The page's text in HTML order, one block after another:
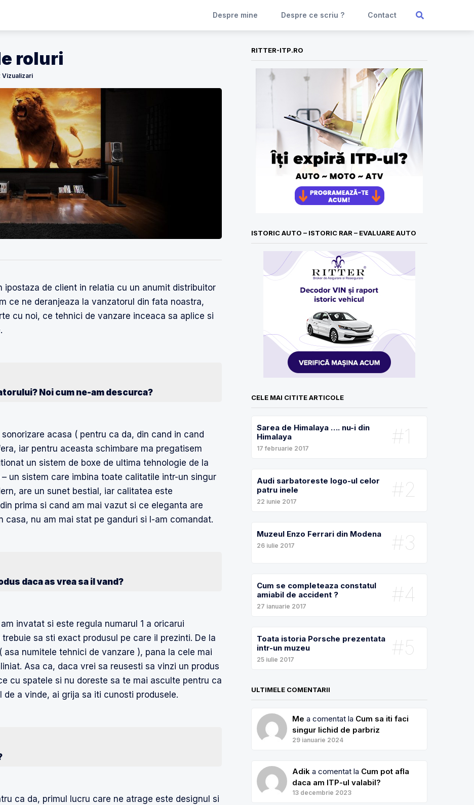
Despre mine Despre ce scriu ? Contact
roluri
Vizualizari
ipostaza de client in relatia cu un anumit distribuitor
ce ne deranjeaza la vanzatorul din fata noastra,
cu noi, ce tehnici de vanzare inceaca sa aplice si
Noi cum ne-am descurca?
acasa ( pentru ca da, din cand in cand
iar pentru aceasta schimbare ma pregatisem
un sistem de boxe de ultima tehnologie de la
un sistem care imbina toate calitatile intr-un singur
are un sunet bestial, iar calitatea este
prima si cand am mai vazut si ce eleganta are
casa, nu am mai stat pe ganduri si l-am comandat.
daca as vrea sa il vand?
invatat si este regula numarul 1 a oricarui
sa sti exact produsul pe care il prezinti. De la
numitele tehnici de vanzare ), pana la cele mai
Asa ca, daca vrei sa reusesti sa vinzi un produs
cu spatele si nu doreste sa te mai asculte pentru ca
a vinde, ai grija sa iti cunosti produsele.
ca da, primul lucru care ne atrage este designul si
RITTER-ITP.RO
ISTORIC AUTO – ISTORIC RAR – EVALUARE AUTO
CELE MAI CITITE ARTICOLE
#1
Sarea de Himalaya …. nu-i din
Himalaya
17 februarie 2017
#2
Audi sarbatoreste logo-ul celor
patru inele
22 iunie 2017
#3
Muzeul Enzo Ferrari din Modena
26 iulie 2017
#4
Cum se completeaza constatul
amiabil de accident ?
27 ianuarie 2017
#5
Toata istoria Porsche prezentata
intr-un muzeu
25 iulie 2017
ULTIMELE COMENTARII
Me a comentat la Cum sa iti faci
singur lichid de parbriz
29 ianuarie 2024
Adik a comentat la Cum pot afla
daca am ITP-ul valabil?
13 decembrie 2023